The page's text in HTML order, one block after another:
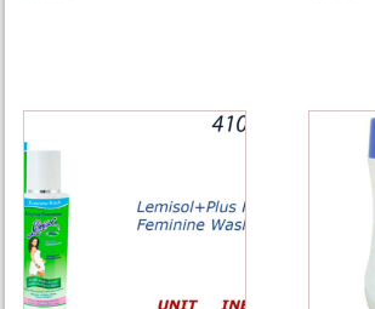
Lemisol+Plus
4oz
Higiene
Femenine
quantity
Cleansing